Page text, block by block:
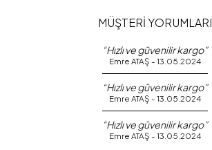
MÜŞTERİ YORUMLARI
“Hızlı ve güvenilir kargo”
Emre ATAŞ - 13.05.2024
“Hızlı ve güvenilir kargo”
Emre ATAŞ - 13.05.2024
“Hızlı ve güvenilir kargo”
Emre ATAŞ - 13.05.2024